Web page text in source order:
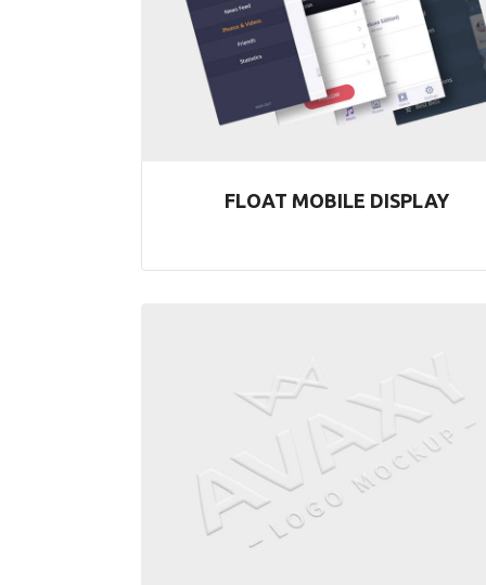
FLOAT MOBILE DISPLAY